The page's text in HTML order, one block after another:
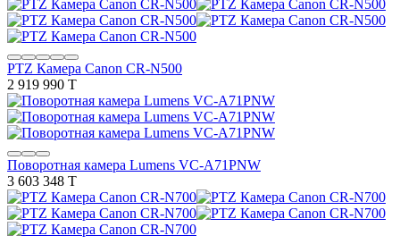
PTZ Камера Canon CR-N500
2 919 990 T
Поворотная камера Lumens VC-A71PNW
3 603 348 T